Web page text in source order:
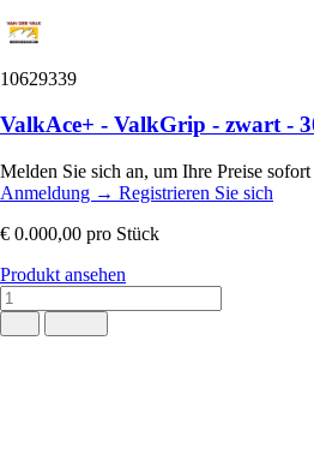
10629339
ValkAce+ - ValkGrip - zwart -
Melden Sie sich an, um Ihre Preise sofort
Anmeldung → Registrieren Sie sich
€ 0.000,00 pro Stück
Produkt ansehen